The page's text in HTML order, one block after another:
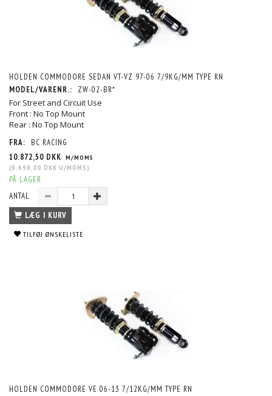
HOLDEN COMMODORE SEDAN VT-VZ 97-06 7/9KG/MM TYPE RN
MODEL/VARENR.:
ZW-02-BR*
For Street and Circuit Use
Front : No Top Mount
Rear : No Top Mount
FRA:
BC RACING
10.872,50 DKK M/MOMS
(8.698,00 DKK U/MOMS )
PÅ LAGER
ANTAL
LÆG I KURV
TILFØJ ØNSKELISTE
HOLDEN COMMODORE VE 06-13 7/12KG/MM TYPE RN